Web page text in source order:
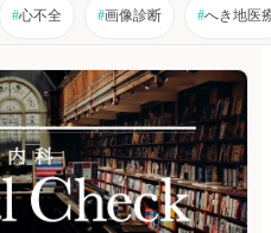
#心不全 #画像診断 #へき地医